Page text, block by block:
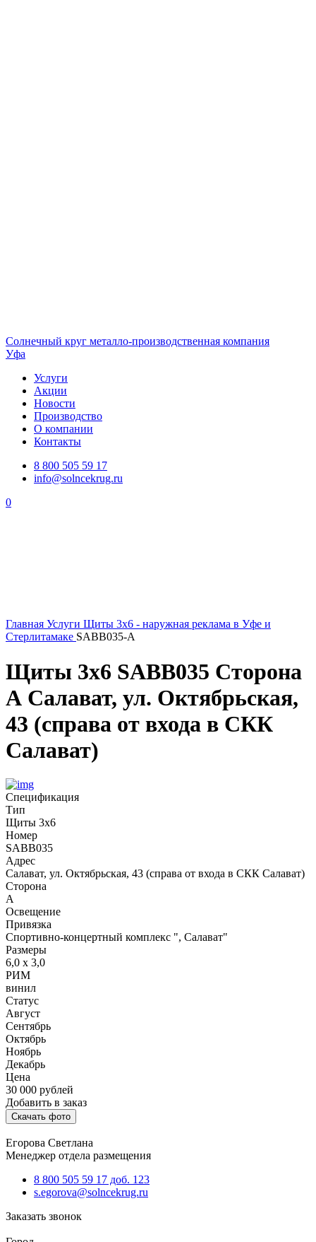
Солнечный круг металло-производственная компания
Уфа
Услуги
Акции
Новости
Производство
О компании
Контакты
8 800 505 59 17
info@solncekrug.ru
0
Главная Услуги Щиты 3х6 - наружная реклама в Уфе и
Стерлитамаке SABB035-А
Щиты 3х6 SABB035 Сторона
А Салават, ул. Октябрьская,
43 (справа от входа в СКК
Салават)
Спецификация
Тип
Щиты 3х6
Номер
SABB035
Адрес
Салават, ул. Октябрьская, 43 (справа от входа в СКК Салават)
Сторона
А
Освещение
Привязка
Спортивно-концертный комплекс ", Салават"
Размеры
6,0 х 3,0
РИМ
винил
Статус
Август
Сентябрь
Октябрь
Ноябрь
Декабрь
Цена
30 000 рублей
Добавить в заказ
Скачать фото
Егорова Светлана
Менеджер отдела размещения
8 800 505 59 17 доб. 123
s.egorova@solncekrug.ru
Заказать звонок